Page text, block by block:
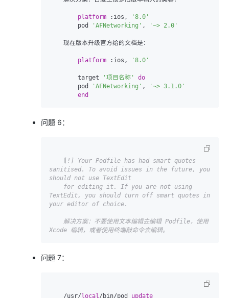
platform :ios,
'8.0'
        pod
'AFNetworking' , '~> 2.0'
platform :ios, '8.0'
        target
'项目名称'
do
        pod
'AFNetworking' ,
'~> 3.1.0'
end
问题 6：
!] Your Podfile has had smart quotes
sanitised. To avoid issues in the future, you
should not use TextEdit
TextEdit, you should turn off smart quotes in
your editor of choice.
Xcode 编辑，或者使用终端敲命令去编辑。
问题 7：
    /usr/
local/bin/pod update